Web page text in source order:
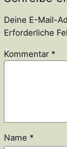
Deine E-Mail-
Erforderliche
Kommentar *
Name *